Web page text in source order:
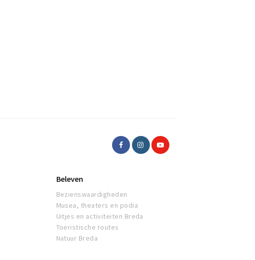
Beleven
Bezienswaardigheden
Musea, theaters en podia
Uitjes en activiteiten Breda
Toeristische routes
Natuur Breda